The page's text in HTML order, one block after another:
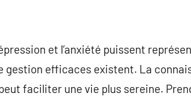
et l’anxiété puissent
efficaces existent. La
faciliter une vie plus sereine.